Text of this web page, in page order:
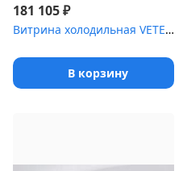
181 105₽
Витрина холодильная VETE 90 C
В корзину